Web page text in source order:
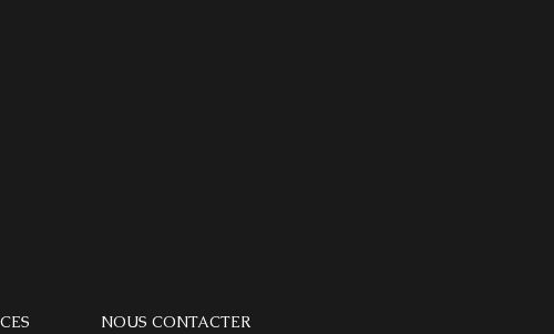
NOUS CONTACTER